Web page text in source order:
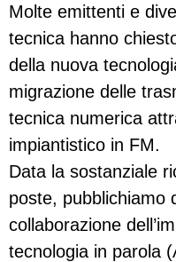
Molte emittenti e
tecnica hanno
della nuova
migrazione delle
tecnica numerica
impiantistico in FM.
Data la sostanziale
poste, pubblichiamo
collaborazione
tecnologia in parola